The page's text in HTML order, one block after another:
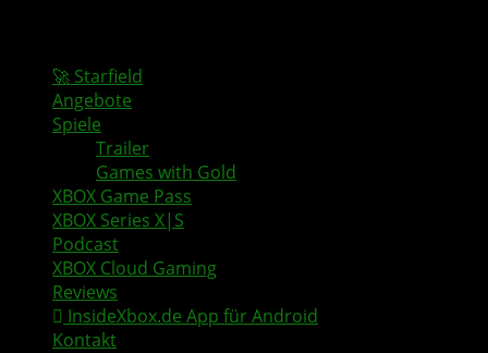
🚀 Starfield
Angebote
Spiele
Trailer
Games with Gold
XBOX Game Pass
XBOX Series X|S
Podcast
XBOX Cloud Gaming
Reviews
InsideXbox.de App für Android
Kontakt